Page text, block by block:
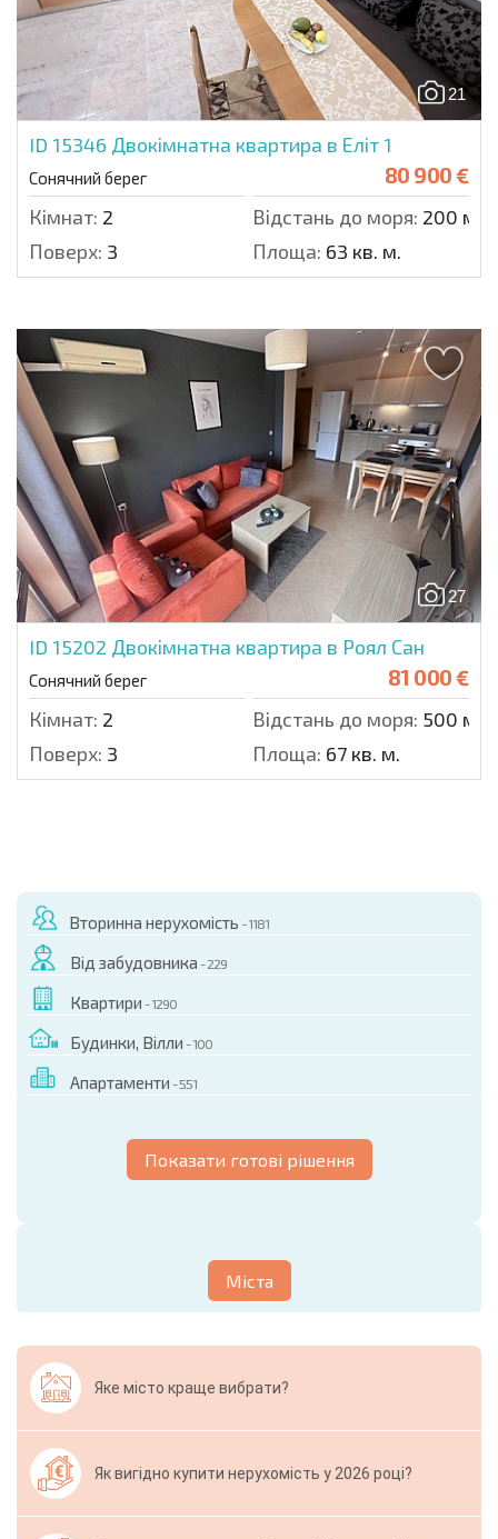
21
ID 15346 Двокімнатна квартира в Еліт 1
Сонячний берег 80 900 €
Кімнат: 2 Відстань до моря: 200 м.
Поверх: 3 Площа: 63 кв. м.
27
ID 15202 Двокімнатна квартира в Роял Сан
Сонячний берег 81 000 €
Кімнат: 2 Відстань до моря: 500 м.
Поверх: 3 Площа: 67 кв. м.
Вторинна нерухомість - 1181
Від забудовника - 229
Квартири - 1290
Будинки, Вілли - 100
Апартаменти - 551
Показати готові рішення
Міста
Яке місто краще вибрати?
Як вигідно купити нерухомість у 2026 році?